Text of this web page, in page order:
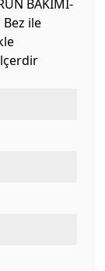
BAKIMI-
ile